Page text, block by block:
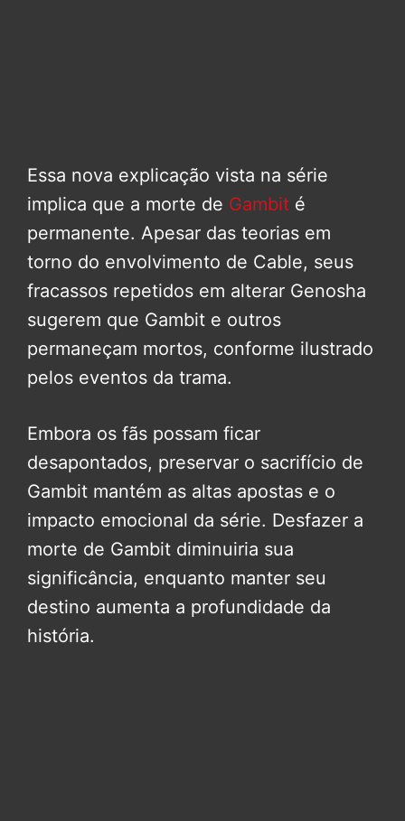
Essa nova explicação vista na série
implica que a morte de Gambit é
permanente. Apesar das teorias em
torno do envolvimento de Cable, seus
fracassos repetidos em alterar Genosha
sugerem que Gambit e outros
permaneçam mortos, conforme ilustrado
pelos eventos da trama.
Embora os fãs possam ficar
desapontados, preservar o sacrifício de
Gambit mantém as altas apostas e o
impacto emocional da série. Desfazer a
morte de Gambit diminuiria sua
significância, enquanto manter seu
destino aumenta a profundidade da
história.